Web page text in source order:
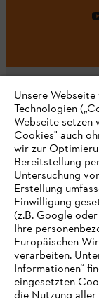
Häufig
Support
Unsere
Technologien
Webseite setzen
Cookies" auch
wir zur
Bereitstellung
Untersuchung
Erstellung
Einwilligung
(z.B. Google
Ihre
Europäischen
verarbeiten.
Informationen“
eingesetzten